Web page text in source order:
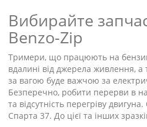
Вибирайте
Benzo-Zip
Тримери, що працюють на
вдалині від джерела живлення,
за вагою буде важчою за
Безперечно, робити перерви в
та відсутність перегріву
Спарта 37. До цієї та інших